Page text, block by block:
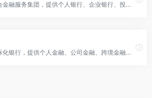
全球领先的综合金融服务集团，提供个人银行、企业银行、投资银行等全方位服务
历史悠久的国际化银行，提供个人金融、公司金融、跨境金融等综合服务